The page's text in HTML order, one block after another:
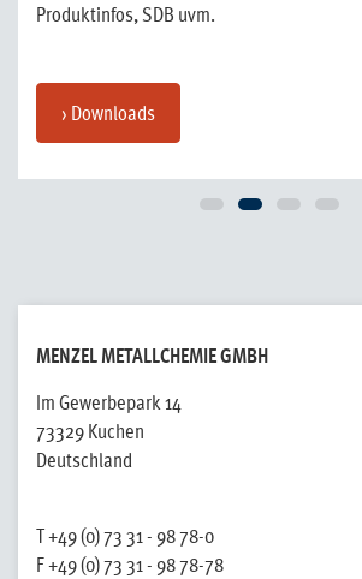
Produktinfos, SDB uvm.
› Downloads
MENZEL METALLCHEMIE GMBH
Im Gewerbepark 14
73329 Kuchen
Deutschland
T +49 (0) 73 31 - 98 78-0
F +49 (0) 73 31 - 98 78-78